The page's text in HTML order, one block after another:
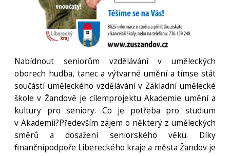
Nabídnout seniorům vzdělávání v uměleckých
oborech hudba, tanec a výtvarné umění a tímse stát
součástí uměleckého vzdělávání v Základní umělecké
škole v Žandově je cílemprojektu Akademie umění a
kultury pro seniory. Co je potřeba pro studium
v Akademii?Především zájem o některý z uměleckých
směrů a dosažení seniorského věku. Díky
finančnípodpoře Libereckého kraje a města Žandov je